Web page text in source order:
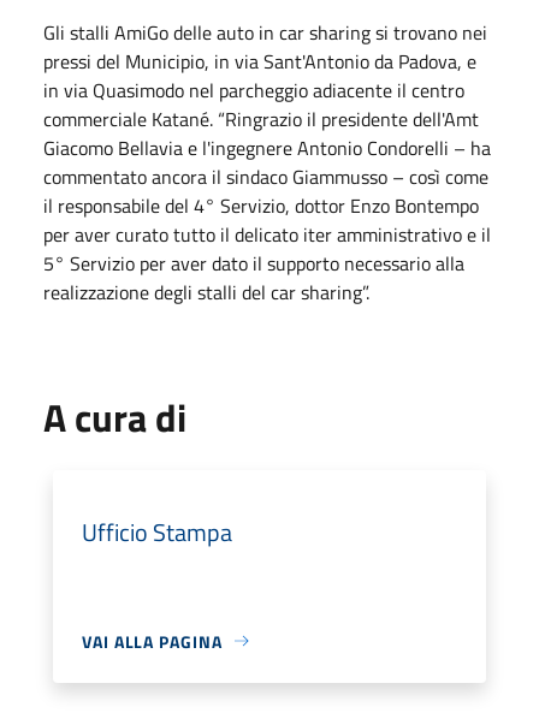
Gli stalli AmiGo delle auto in car sharing si trovano nei
pressi del Municipio, in via Sant'Antonio da Padova, e
in via Quasimodo nel parcheggio adiacente il centro
commerciale Katané. “Ringrazio il presidente dell'Amt
Giacomo Bellavia e l'ingegnere Antonio Condorelli – ha
commentato ancora il sindaco Giammusso – così come
il responsabile del 4° Servizio, dottor Enzo Bontempo
per aver curato tutto il delicato iter amministrativo e il
5° Servizio per aver dato il supporto necessario alla
realizzazione degli stalli del car sharing”.
A cura di
Ufficio Stampa
VAI ALLA PAGINA